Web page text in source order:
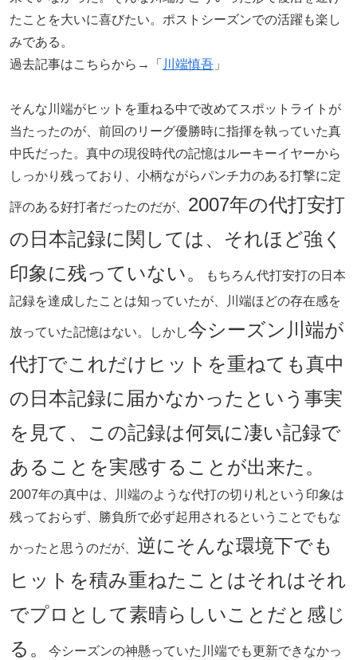
たことを大いに喜びたい。ポストシーズンでの活躍も楽し
みである。
過去記事はこちらから→「 川端慎吾 」
そんな川端がヒットを重ねる中で改めてスポットライトが
当たったのが、前回のリーグ優勝時に指揮を執っていた真
中氏だった。真中の現役時代の記憶はルーキーイヤーから
しっかり残っており、小柄ながらパンチ力のある打撃に定
評のある好打者だったのだが、 2007年の代打安打
の日本記録に関しては、それほど強く
印象に残っていない。
もちろん代打安打の日本
記録を達成したことは知っていたが、川端ほどの存在感を
放っていた記憶はない。しかし今シーズン川端が
代打でこれだけヒットを重ねても真中
の日本記録に届かなかったという事実
を見て、この記録は何気に凄い記録で
あることを実感することが出来た。
2007年の真中は、川端のような代打の切り札という印象は
残っておらず、勝負所で必ず起用されるということでもな
かったと思うのだが、 逆にそんな環境下でも
ヒットを積み重ねたことはそれはそれ
でプロとして素晴らしいことだと感じ
る。
今シーズンの神懸っていた川端でも更新できなかっ